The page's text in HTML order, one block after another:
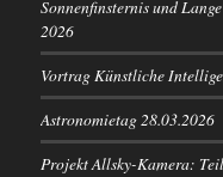
Sonnenfinsternis und
2026
Vortrag Künstliche
Astronomietag 28.03.2026
Projekt Allsky-Kamera: